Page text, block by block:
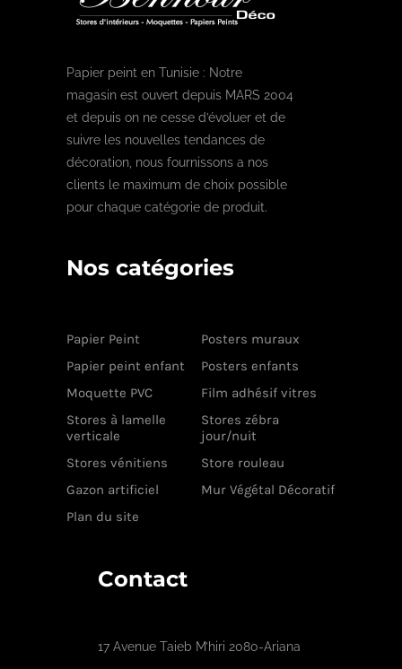
Papier peint en Tunisie : Notre
magasin est ouvert depuis MARS 2004
et depuis on ne cesse d’évoluer et de
suivre les nouvelles tendances de
décoration, nous fournissons a nos
clients le maximum de choix possible
pour chaque catégorie de produit.
Nos catégories
Papier Peint
Posters muraux
Papier peint enfant
Posters enfants
Moquette PVC
Film adhésif vitres
Stores à lamelle
verticale
Stores zébra
jour/nuit
Stores vénitiens
Store rouleau
Gazon artificiel
Mur Végétal Décoratif
Plan du site
Contact
17 Avenue Taieb M’hiri 2080-Ariana